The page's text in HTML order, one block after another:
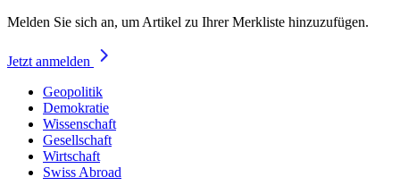
Melden Sie sich an, um Artikel zu Ihrer Merkliste hinzuzufügen.
Jetzt anmelden
Geopolitik
Demokratie
Wissenschaft
Gesellschaft
Wirtschaft
Swiss Abroad